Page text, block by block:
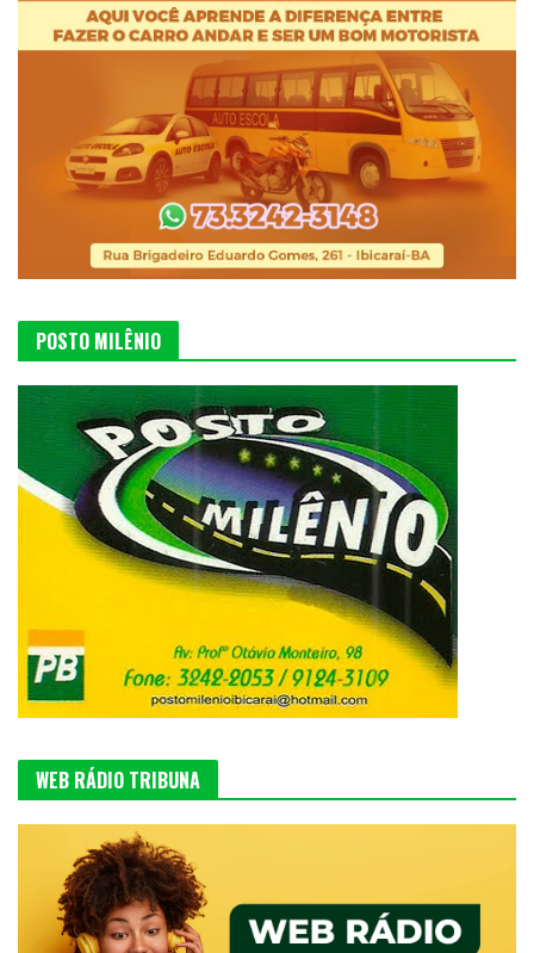
POSTO MILÊNIO
WEB RÁDIO TRIBUNA